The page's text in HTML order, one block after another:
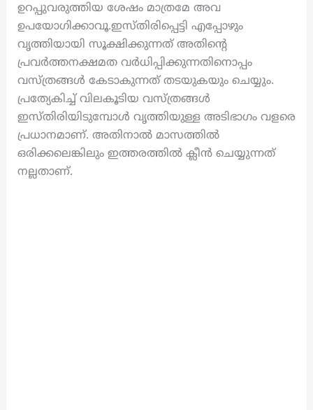
ഉറപ്പുവരുത്തിയ ശേഷം മാത്രമേ അവ
ഉപയോഗിക്കാവൂ.ഇസ്തിരിപ്പെട്ടി എപ്പോഴും
വൃത്തിയായി സൂക്ഷിക്കുന്നത് അതിന്റെ
പ്രവർത്തനക്ഷമത വർധിപ്പിക്കുന്നതിനൊപ്പം
വസ്ത്രങ്ങൾ കേടാകുന്നത് തടയുകയും ചെയ്യും.
പ്രത്യേകിച്ച് വിലകൂടിയ വസ്ത്രങ്ങൾ
ഇസ്തിരിയിടുമ്പോൾ വൃത്തിയുള്ള അടിഭാഗം വളരെ
പ്രധാനമാണ്. അതിനാൽ മാസത്തിൽ
ഒരിക്കലെങ്കിലും ഇത്തരത്തിൽ ക്ലീൻ ചെയ്യുന്നത്
നല്ലതാണ്.